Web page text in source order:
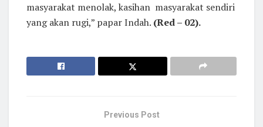
masyarakat menolak, kasihan masyarakat sendiri
yang akan rugi,” papar Indah. (Red – 02).
Previous Post